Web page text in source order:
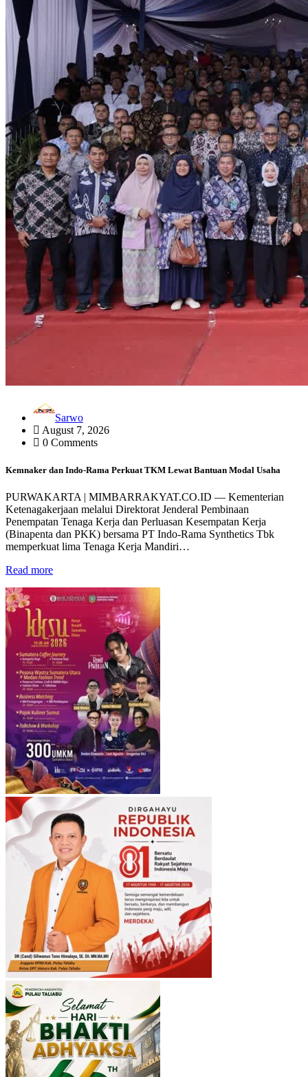
Sarwo
August 7, 2026
0 Comments
Kemnaker dan Indo-Rama Perkuat TKM Lewat Bantuan Modal Usaha
PURWAKARTA | MIMBARRAKYAT.CO.ID — Kementerian
Ketenagakerjaan melalui Direktorat Jenderal Pembinaan
Penempatan Tenaga Kerja dan Perluasan Kesempatan Kerja
(Binapenta dan PKK) bersama PT Indo-Rama Synthetics Tbk
memperkuat lima Tenaga Kerja Mandiri…
Read more